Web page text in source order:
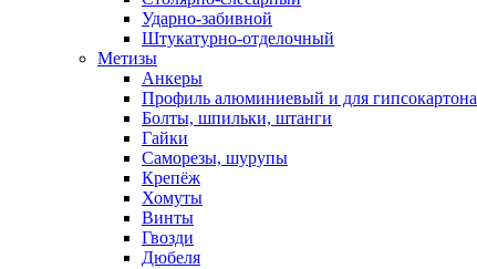
Ударно-забивной
Штукатурно-отделочный
Метизы
Анкеры
Профиль алюминиевый и для гипсокартона
Болты, шпильки, штанги
Гайки
Саморезы, шурупы
Крепёж
Хомуты
Винты
Гвозди
Дюбеля